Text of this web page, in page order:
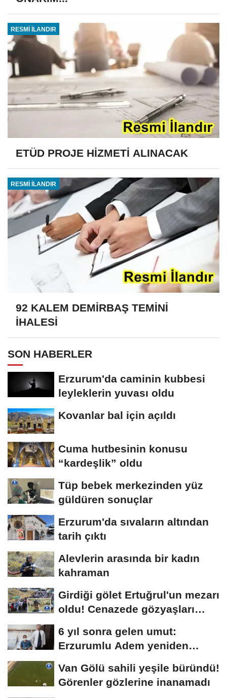
RESMİ İLANDIR
ETÜD PROJE HİZMETİ ALINACAK
RESMİ İLANDIR
92 KALEM DEMİRBAŞ TEMİNİ
İHALESİ
SON HABERLER
Erzurum'da caminin kubbesi
leyleklerin yuvası oldu
Kovanlar bal için açıldı
Cuma hutbesinin konusu
“kardeşlik” oldu
Tüp bebek merkezinden yüz
güldüren sonuçlar
Erzurum'da sıvaların altından
tarih çıktı
Alevlerin arasında bir kadın
kahraman
Girdiği gölet Ertuğrul'un mezarı
oldu! Cenazede gözyaşları
6 yıl sonra gelen umut:
Erzurumlu Adem yeniden
Van Gölü sahili yeşile büründü!
Görenler gözlerine inanamadı